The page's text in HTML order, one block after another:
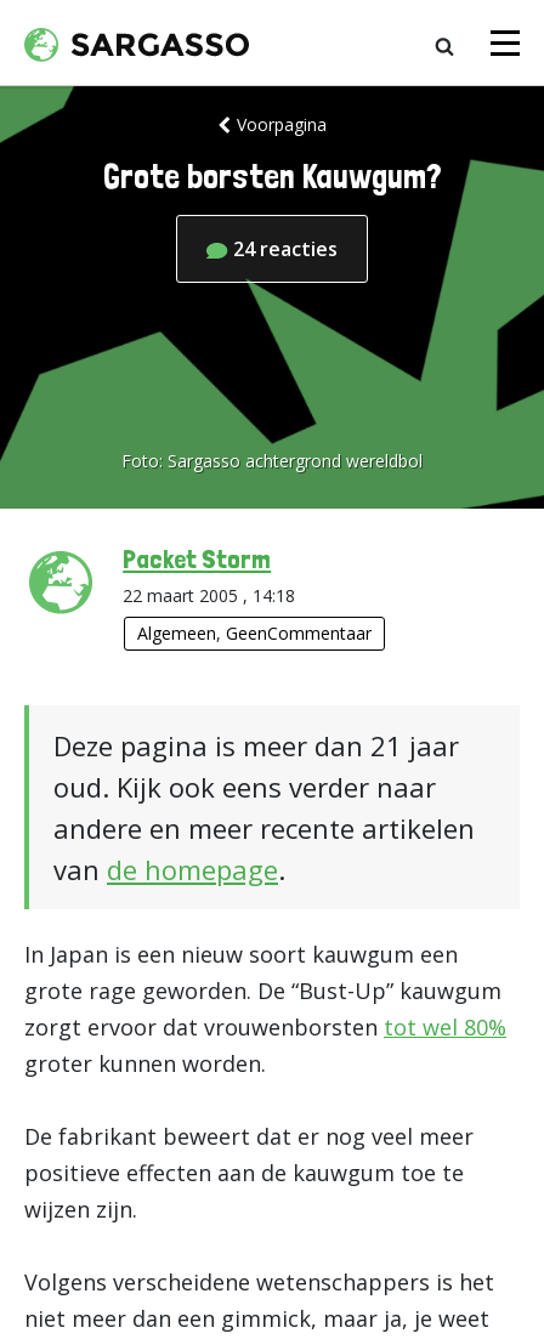
Voorpagina
Grote borsten Kauwgum?
24 reacties
Foto: Sargasso achtergrond wereldbol
Packet Storm
22 maart 2005 , 14:18
Algemeen,GeenCommentaar
Deze pagina is meer dan 21 jaar
oud. Kijk ook eens verder naar
andere en meer recente artikelen
van de homepage.
In Japan is een nieuw soort kauwgum een
grote rage geworden. De “Bust-Up” kauwgum
zorgt ervoor dat vrouwenborsten tot wel 80%
groter kunnen worden.
De fabrikant beweert dat er nog veel meer
positieve effecten aan de kauwgum toe te
wijzen zijn.
Volgens verscheidene wetenschappers is het
niet meer dan een gimmick, maar ja, je weet